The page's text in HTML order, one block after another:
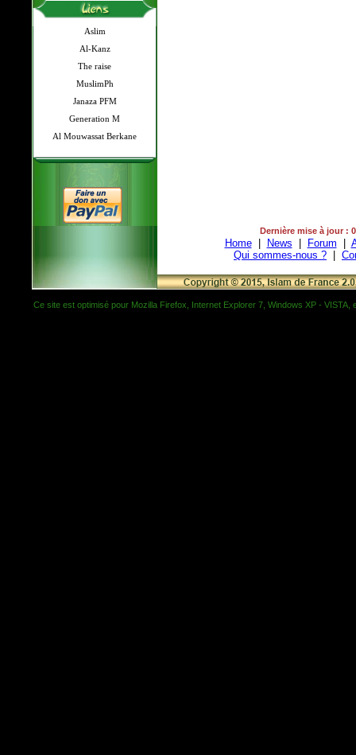
Aslim
Al-Kanz
The raise
MuslimPh
Janaza PFM
Generation M
Al Mouwassat Berkane
Dernière mise à jour :
Home| News Forum
Qui sommes-nous ?
Ce site est optimisé pour Mozilla Firefox, Internet Explorer 7, Windows XP -